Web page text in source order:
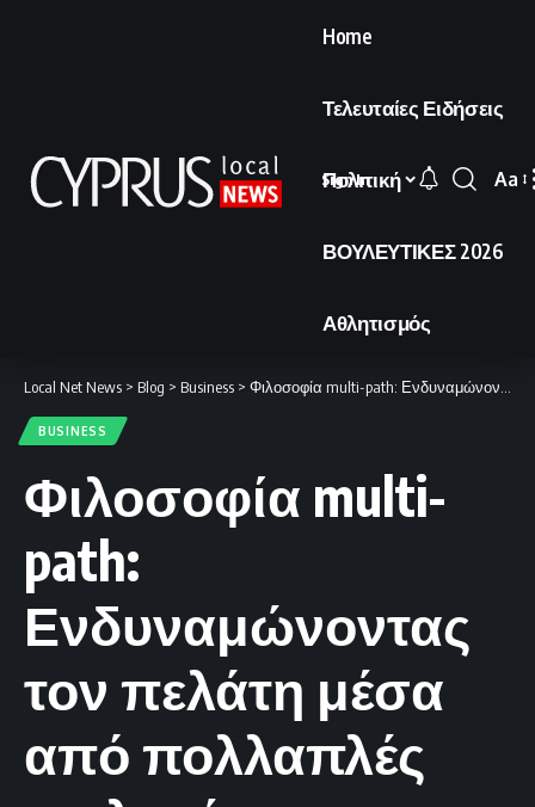
Home
Τελευταίες Ειδήσεις
Πολιτική
ΒΟΥΛΕΥΤΙΚΕΣ 2026
Αθλητισμός
Sign In
Font
Aa
Local Net News > Blog > Business > Φιλοσοφία multi-path: Ενδυναμώνοντας τον πελάτη μέσα από πολλαπλές επιλογές.
BUSINESS
Φιλοσοφία multi-
path:
Ενδυναμώνοντας
τον πελάτη μέσα
από πολλαπλές